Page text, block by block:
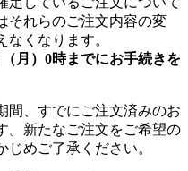
それらのご注文内容の変
くなります。
月）0時までにお手続きを
間、すでにご注文済みのお
。新たなご注文をご希望の
めご了承ください。